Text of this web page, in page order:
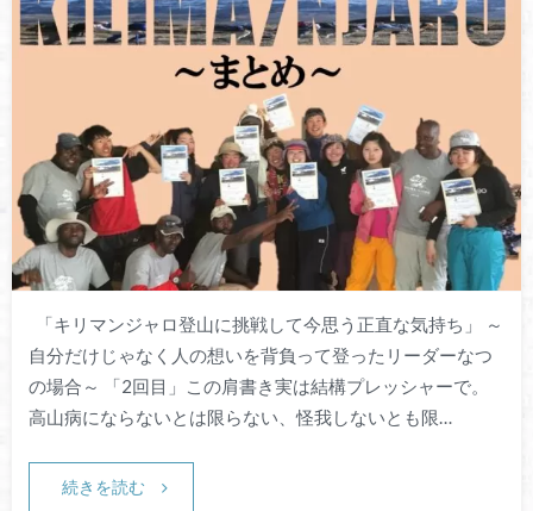
「キリマンジャロ登山に挑戦して今思う正直な気持ち」 ～
自分だけじゃなく人の想いを背負って登ったリーダーなつ
の場合～ 「2回目」この肩書き実は結構プレッシャーで。
高山病にならないとは限らない、怪我しないとも限…
続きを読む